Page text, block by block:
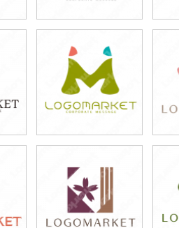
49,800円
(税込54,780円)
39,800円
(税込43,780円)